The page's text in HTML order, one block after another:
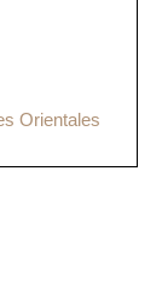
Orientales